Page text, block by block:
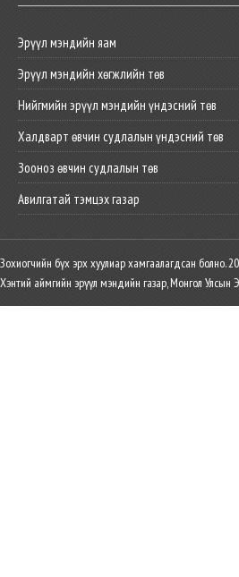
Эрүүл мэндийн яам
Эрүүл мэндийн хөгжлийн төв
Нийгмийн эрүүл мэндийн үндэсний төв
Халдварт өвчин судлалын үндэсний төв
Зооноз өвчин судлалын төв
Авилгатай тэмцэх газар
Зохиогчийн бүх эрх хуулиар хамгаалагдсан болно.
Хэнтий аймгийн эрүүл мэндийн газар, Монгол